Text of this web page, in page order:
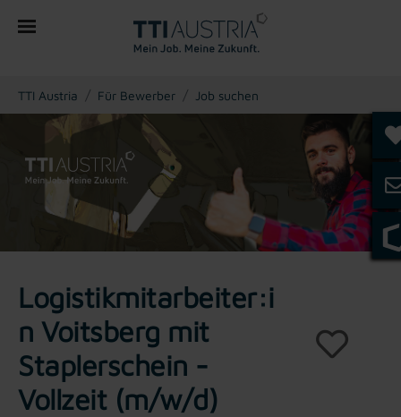
You are here:
TTI Austria Für Bewerber Job suchen
Logistikmitarbeiter:i
n Voitsberg mit
Staplerschein -
Vollzeit (m/w/d)